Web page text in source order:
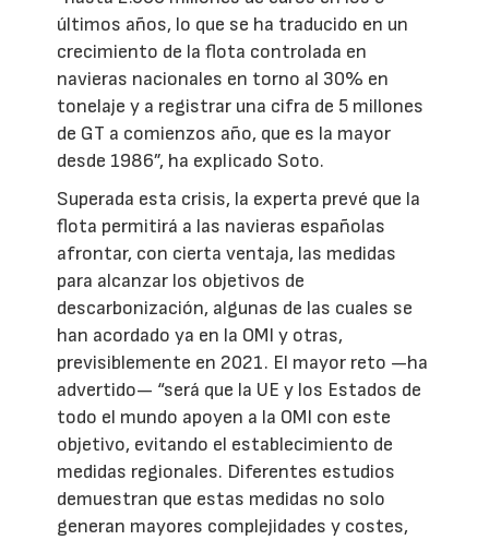
últimos años, lo que se ha traducido en un
crecimiento de la flota controlada en
navieras nacionales en torno al 30% en
tonelaje y a registrar una cifra de 5 millones
de GT a comienzos año, que es la mayor
desde 1986”, ha explicado Soto.
Superada esta crisis, la experta prevé que la
flota permitirá a las navieras españolas
afrontar, con cierta ventaja, las medidas
para alcanzar los objetivos de
descarbonización, algunas de las cuales se
han acordado ya en la OMI y otras,
previsiblemente en 2021. El mayor reto —ha
advertido— “será que la UE y los Estados de
todo el mundo apoyen a la OMI con este
objetivo, evitando el establecimiento de
medidas regionales. Diferentes estudios
demuestran que estas medidas no solo
generan mayores complejidades y costes,